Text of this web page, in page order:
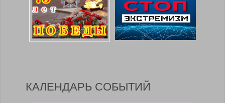
КАЛЕНДАРЬ СОБЫТИЙ